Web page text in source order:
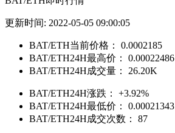
更新时间: 2022-05-05 09:00:05
BAT/ETH当前价格：
0.0002185
BAT/ETH24H最高价：
0.00022486
BAT/ETH24H成交量：
26.20K
BAT/ETH24H涨跌：
+3.92%
BAT/ETH24H最低价：
0.00021343
BAT/ETH24H成交次数：
87